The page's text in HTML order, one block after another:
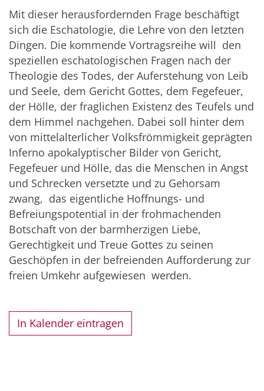
Mit dieser herausfordernden Frage beschäftigt
sich die Eschatologie, die Lehre von den letzten
Dingen. Die kommende Vortragsreihe will den
speziellen eschatologischen Fragen nach der
Theologie des Todes, der Auferstehung von Leib
und Seele, dem Gericht Gottes, dem Fegefeuer,
der Hölle, der fraglichen Existenz des Teufels und
dem Himmel nachgehen. Dabei soll hinter dem
von mittelalterlicher Volksfrömmigkeit geprägten
Inferno apokalyptischer Bilder von Gericht,
Fegefeuer und Hölle, das die Menschen in Angst
und Schrecken versetzte und zu Gehorsam
zwang, das eigentliche Hoffnungs- und
Befreiungspotential in der frohmachenden
Botschaft von der barmherzigen Liebe,
Gerechtigkeit und Treue Gottes zu seinen
Geschöpfen in der befreienden Aufforderung zur
freien Umkehr aufgewiesen werden.
In Kalender eintragen